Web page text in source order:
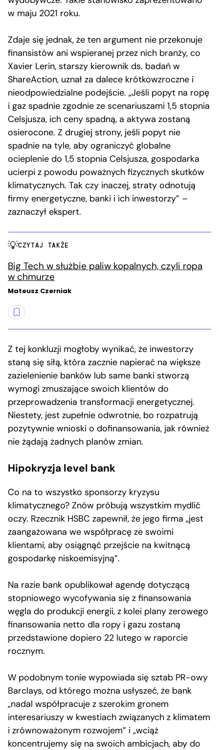
w maju 2021 roku.
Zdaje się jednak, że ten argument nie przekonuje
finansistów ani wspieranej przez nich branży, co
Xavier Lerin, starszy kierownik ds. badań w
ShareAction, uznał za dalece krótkowzroczne i
nieodpowiedzialne podejście. „Jeśli popyt na ropę
i gaz spadnie zgodnie ze scenariuszami 1,5 stopnia
Celsjusza, ich ceny spadną, a aktywa zostaną
osierocone. Z drugiej strony, jeśli popyt nie
spadnie na tyle, aby ograniczyć globalne
ocieplenie do 1,5 stopnia Celsjusza, gospodarka
ucierpi z powodu poważnych fizycznych skutków
klimatycznych. Tak czy inaczej, straty odnotują
firmy energetyczne, banki i ich inwestorzy” –
zaznaczył ekspert.
CZYTAJ TAKŻE
Big Tech w służbie paliw kopalnych, czyli ropa
w chmurze
Mateusz Czerniak
Z tej konkluzji mogłoby wynikać, że inwestorzy
staną się siłą, która zacznie napierać na większe
zazielenienie banków lub same banki stworzą
wymogi zmuszające swoich klientów do
przeprowadzenia transformacji energetycznej.
Niestety, jest zupełnie odwrotnie, bo rozpatrują
pozytywnie wnioski o dofinansowania, jak również
nie żądają żadnych planów zmian.
Hipokryzja level bank
Co na to wszystko sponsorzy kryzysu
klimatycznego? Znów próbują wszystkim mydlić
oczy. Rzecznik HSBC zapewnił, że jego firma „jest
zaangażowana we współpracę ze swoimi
klientami, aby osiągnąć przejście na kwitnącą
gospodarkę niskoemisyjną”.
Na razie bank opublikował agendę dotyczącą
stopniowego wycofywania się z finansowania
węgla do produkcji energii, z kolei plany zerowego
finansowania netto dla ropy i gazu zostaną
przedstawione dopiero 22 lutego w raporcie
rocznym.
W podobnym tonie wypowiada się sztab PR-owy
Barclays, od którego można usłyszeć, że bank
„nadal współpracuje z szerokim gronem
interesariuszy w kwestiach związanych z klimatem
i zrównoważonym rozwojem” i „wciąż
koncentrujemy się na swoich ambicjach, aby do